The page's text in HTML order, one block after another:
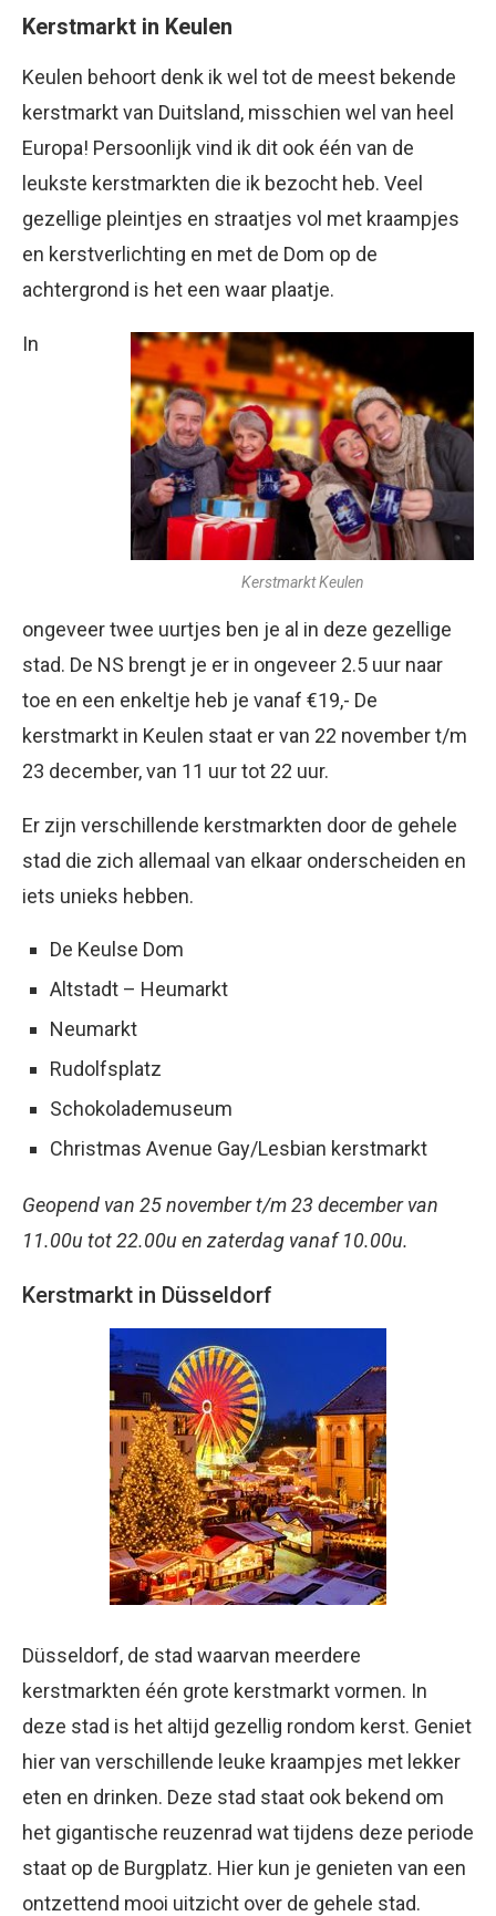
Kerstmarkt in Keulen
Keulen behoort denk ik wel tot de meest bekende
kerstmarkt van Duitsland, misschien wel van heel
Europa! Persoonlijk vind ik dit ook één van de
leukste kerstmarkten die ik bezocht heb. Veel
gezellige pleintjes en straatjes vol met kraampjes
en kerstverlichting en met de Dom op de
achtergrond is het een waar plaatje.
Kerstmarkt Keulen
In
ongeveer twee uurtjes ben je al in deze gezellige
stad. De NS brengt je er in ongeveer 2.5 uur naar
toe en een enkeltje heb je vanaf €19,- De
kerstmarkt in Keulen staat er van 22 november t/m
23 december, van 11 uur tot 22 uur.
Er zijn verschillende kerstmarkten door de gehele
stad die zich allemaal van elkaar onderscheiden en
iets unieks hebben.
De Keulse Dom
Altstadt – Heumarkt
Neumarkt
Rudolfsplatz
Schokolademuseum
Christmas Avenue Gay/Lesbian kerstmarkt
Geopend van 25 november t/m 23 december van
11.00u tot 22.00u en zaterdag vanaf 10.00u.
Kerstmarkt in Düsseldorf
Düsseldorf, de stad waarvan meerdere
kerstmarkten één grote kerstmarkt vormen. In
deze stad is het altijd gezellig rondom kerst. Geniet
hier van verschillende leuke kraampjes met lekker
eten en drinken. Deze stad staat ook bekend om
het gigantische reuzenrad wat tijdens deze periode
staat op de Burgplatz. Hier kun je genieten van een
ontzettend mooi uitzicht over de gehele stad.